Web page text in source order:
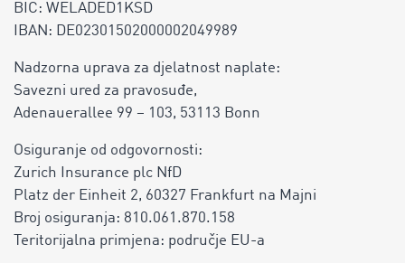
BIC: WELADED1KSD
IBAN: DE02301502000002049989
Nadzorna uprava za djelatnost naplate:
Savezni ured za pravosuđe,
Adenauerallee 99 – 103, 53113 Bonn
Osiguranje od odgovornosti:
Zurich Insurance plc NfD
Platz der Einheit 2, 60327 Frankfurt na Majni
Broj osiguranja: 810.061.870.158
Teritorijalna primjena: područje EU-a